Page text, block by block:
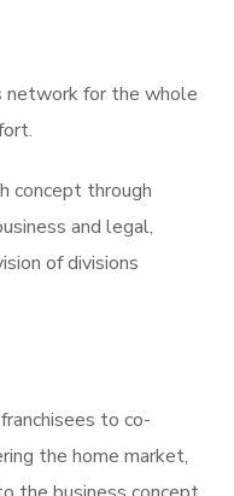
network for the whole
concept through
and legal,
of divisions
to co-
the home market,